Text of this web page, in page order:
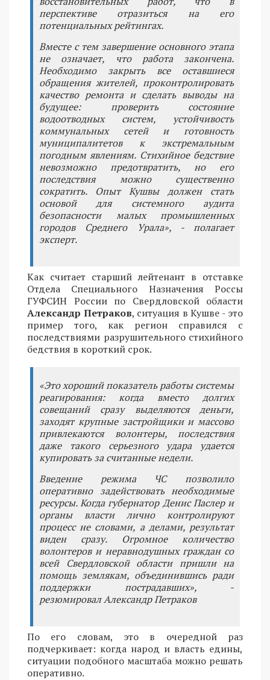
перспективе отразиться на его
потенциальных рейтингах.
Вместе с тем завершение основного этапа
не означает, что работа закончена.
Необходимо закрыть все оставшиеся
обращения жителей, проконтролировать
качество ремонта и сделать выводы на
будущее: проверить состояние
водоотводных систем, устойчивость
коммунальных сетей и готовность
муниципалитетов к экстремальным
погодным явлениям. Стихийное бедствие
невозможно предотвратить, но его
последствия можно существенно
сократить. Опыт Кушвы должен стать
основой для системного аудита
безопасности малых промышленных
городов Среднего Урала», - полагает
эксперт.
Как считает старший лейтенант в отставке
Отдела Специального Назначения Россы
ГУФСИН России по Свердловской области
Александр Петраков, ситуация в Кушве - это
пример того, как регион справился с
последствиями разрушительного стихийного
бедствия в короткий срок.
«Это хороший показатель работы системы
реагирования: когда вместо долгих
совещаний сразу выделяются деньги,
заходят крупные застройщики и массово
привлекаются волонтеры, последствия
даже такого серьезного удара удается
купировать за считанные недели.
Введение режима ЧС позволило
оперативно задействовать необходимые
ресурсы. Когда губернатор Денис Паслер и
органы власти лично контролируют
процесс не словами, а делами, результат
виден сразу. Огромное количество
волонтеров и неравнодушных граждан со
всей Свердловской области пришли на
помощь землякам, объединившись ради
поддержки пострадавших», -
резюмировал Александр Петраков
По его словам, это в очередной раз
подчеркивает: когда народ и власть едины,
ситуации подобного масштаба можно решать
оперативно.